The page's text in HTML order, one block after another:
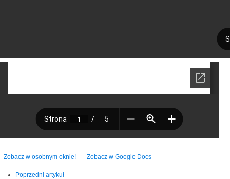
Zobacz w osobnym oknie! Zobacz w Google Docs
Poprzedni artykuł